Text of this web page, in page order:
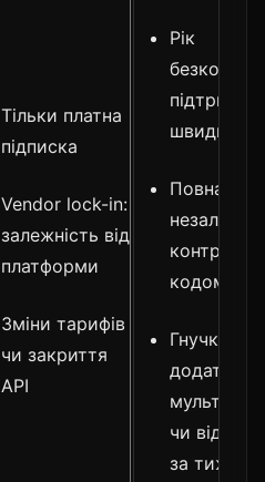
Тільки платна
підписка
Vendor lock-in:
залежність від
платформи
Зміни тарифів
чи закриття
API
Рік
швидкі
Повна
контроль
кодом
Гнучкість:
додати
чи відео-
за